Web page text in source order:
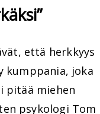
että herkkyys
kumppania, joka
pitää miehen
psykologi Tom